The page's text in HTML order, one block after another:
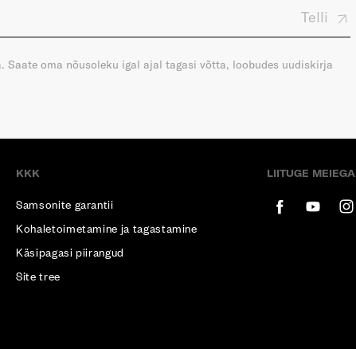
Telli
oma nõusoleku igal ajal tagasi võtta, loobudes uudiskirja
KKK
Samsonite garantii
Kohaletoimetamine ja tagastamine
Käsipagasi piirangud
Site tree
LIITUGE MEIEGA